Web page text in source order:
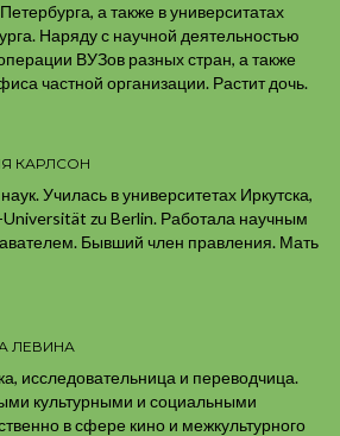
а также в университатах
Наряду с научной деятельностью
ВУЗов разных стран, а также
частной организации. Растит дочь.
КАРЛСОН
Училась в университетах Иркутска,
zu Berlin. Работала научным
Бывший член правления. Мать
ЛЕВИНА
исследовательница и переводчица.
культурными и социальными
в сфере кино и межкультурного